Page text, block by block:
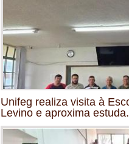
Unifeg realiza visita à
Levino e aproxima